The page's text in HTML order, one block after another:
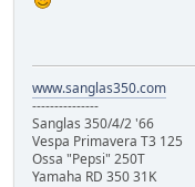
www.sanglas350.com
---------------
Sanglas 350/4/2 '66
Vespa Primavera T3 125
Ossa "Pepsi" 250T
Yamaha RD 350 31K